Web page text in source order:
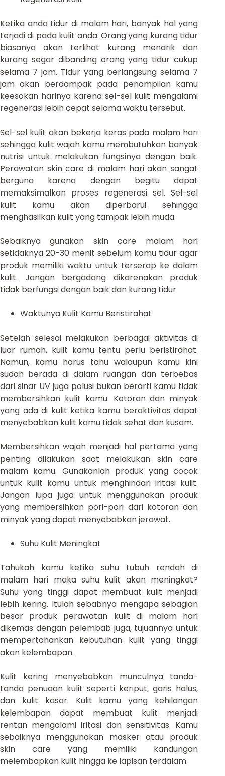
Ketika anda tidur di malam hari, banyak hal yang
terjadi di pada kulit anda. Orang yang kurang tidur
biasanya akan terlihat kurang menarik dan
kurang segar dibanding orang yang tidur cukup
selama 7 jam. Tidur yang berlangsung selama 7
jam akan berdampak pada penampilan kamu
keesokan harinya karena sel-sel kulit mengalami
regenerasi lebih cepat selama waktu tersebut.
Sel-sel kulit akan bekerja keras pada malam hari
sehingga kulit wajah kamu membutuhkan banyak
nutrisi untuk melakukan fungsinya dengan baik.
Perawatan skin care di malam hari akan sangat
berguna karena dengan begitu dapat
memaksimalkan proses regenerasi sel. Sel-sel
kulit kamu akan diperbarui sehingga
menghasilkan kulit yang tampak lebih muda.
Sebaiknya gunakan skin care malam hari
setidaknya 20-30 menit sebelum kamu tidur agar
produk memiliki waktu untuk terserap ke dalam
kulit. Jangan bergadang dikarenakan produk
tidak berfungsi dengan baik dan kurang tidur
Waktunya Kulit Kamu Beristirahat
Setelah selesai melakukan berbagai aktivitas di
luar rumah, kulit kamu tentu perlu beristirahat.
Namun, kamu harus tahu walaupun kamu kini
sudah berada di dalam ruangan dan terbebas
dari sinar UV juga polusi bukan berarti kamu tidak
membersihkan kulit kamu. Kotoran dan minyak
yang ada di kulit ketika kamu beraktivitas dapat
menyebabkan kulit kamu tidak sehat dan kusam.
Membersihkan wajah menjadi hal pertama yang
penting dilakukan saat melakukan skin care
malam kamu. Gunakanlah produk yang cocok
untuk kulit kamu untuk menghindari iritasi kulit.
Jangan lupa juga untuk menggunakan produk
yang membersihkan pori-pori dari kotoran dan
minyak yang dapat menyebabkan jerawat.
Suhu Kulit Meningkat
Tahukah kamu ketika suhu tubuh rendah di
malam hari maka suhu kulit akan meningkat?
Suhu yang tinggi dapat membuat kulit menjadi
lebih kering. Itulah sebabnya mengapa sebagian
besar produk perawatan kulit di malam hari
dikemas dengan pelembab juga, tujuannya untuk
mempertahankan kebutuhan kulit yang tinggi
akan kelembapan.
Kulit kering menyebabkan munculnya tanda-
tanda penuaan kulit seperti keriput, garis halus,
dan kulit kasar. Kulit kamu yang kehilangan
kelembapan dapat membuat kulit menjadi
rentan mengalami iritasi dan sensitivitas. Kamu
sebaiknya menggunakan masker atau produk
skin care yang memiliki kandungan
melembapkan kulit hingga ke lapisan terdalam.